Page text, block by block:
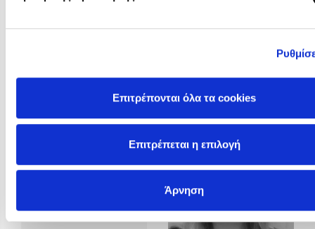
Επιτρέπονται όλα τα cookies
Επιτρέπεται η επιλογή
Άρνηση
Brigitte Giraud BTS